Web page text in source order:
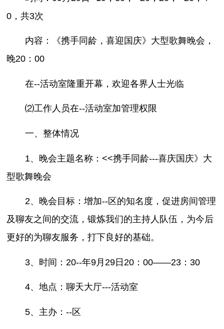
0，共3次
内容：《携手同龄，喜迎国庆》大型歌舞晚会，
晚20：00
在--活动室隆重开幕，欢迎各界人士光临
⑵工作人员在--活动室加管理权限
一、整体情况
1、晚会主题名称：<<携手同龄---喜庆国庆》大
型歌舞晚会
2、晚会目标：增加--区的知名度，促进房间管理
及聊友之间的交流，锻炼我们的主持人队伍，为今后
更好的为聊友服务，打下良好的基础。
3、时间：20--年9月29日20：00——23：30
4、地点：聊天大厅---活动室
5、主办：--区